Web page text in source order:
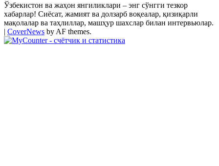
Ўзбекистон ва жаҳон янгиликлари – энг сўнгги тезкор
хабарлар! Сиёсат, жамият ва долзарб воқеалар, қизиқарли
мақолалар ва таҳлиллар, машҳур шахслар билан интервьюлар.
| CoverNews by AF themes.